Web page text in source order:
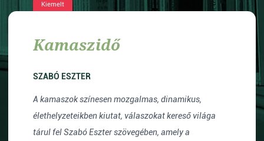
Kiemelt
Kamaszidő
SZABÓ ESZTER
A kamaszok színesen mozgalmas, dinamikus,
élethelyzeteikben kiutat, válaszokat kereső világa
tárul fel Szabó Eszter szövegében, amely a